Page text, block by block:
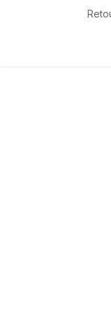
Se rendre au contenu